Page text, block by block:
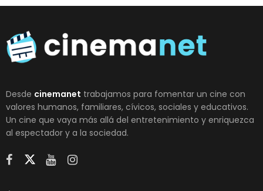
Desde cinemanet trabajamos para fomentar un cine con
valores humanos, familiares, cívicos, sociales y educativos.
Un cine que vaya más allá del entretenimiento y enriquezca
al espectador y a la sociedad.